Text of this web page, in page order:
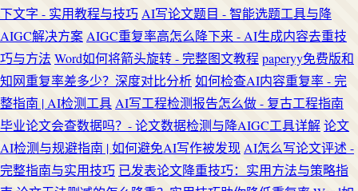
下文字 - 实用教程与技巧 AI写论文题目 - 智能选题工具与降
AIGC解决方案 AIGC重复率高怎么降下来 - AI生成内容去重技
巧与方法 Word如何将箭头旋转 - 完整图文教程 paperyy免费版和
知网重复率差多少？深度对比分析如何检查AI内容重复率 - 完
整指南 | AI检测工具 AI写工程检测报告怎么做 - 复古工程指南
毕业论文会查数据吗？- 论文数据检测与降AIGC工具详解论文
AI检测与规避指南 | 如何避免AI写作被发现 AI怎么写论文评述 -
完整指南与实用技巧 已发表论文降重技巧：实用方法与策略指